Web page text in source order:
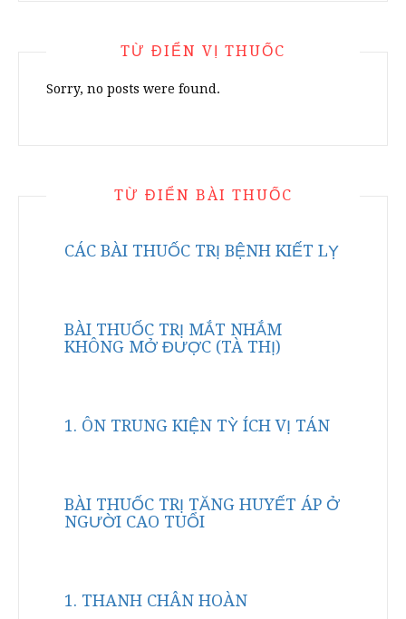
TỪ ĐIỂN VỊ THUỐC
Sorry, no posts were found.
TỪ ĐIỂN BÀI THUỐC
CÁC BÀI THUỐC TRỊ BỆNH KIẾT LỴ
BÀI THUỐC TRỊ MẮT NHẮM
KHÔNG MỞ ĐƯỢC (TÀ THỊ)
1. ÔN TRUNG KIỆN TỲ ÍCH VỊ TÁN
BÀI THUỐC TRỊ TĂNG HUYẾT ÁP Ở
NGƯỜI CAO TUỔI
1. THANH CHÂN HOÀN